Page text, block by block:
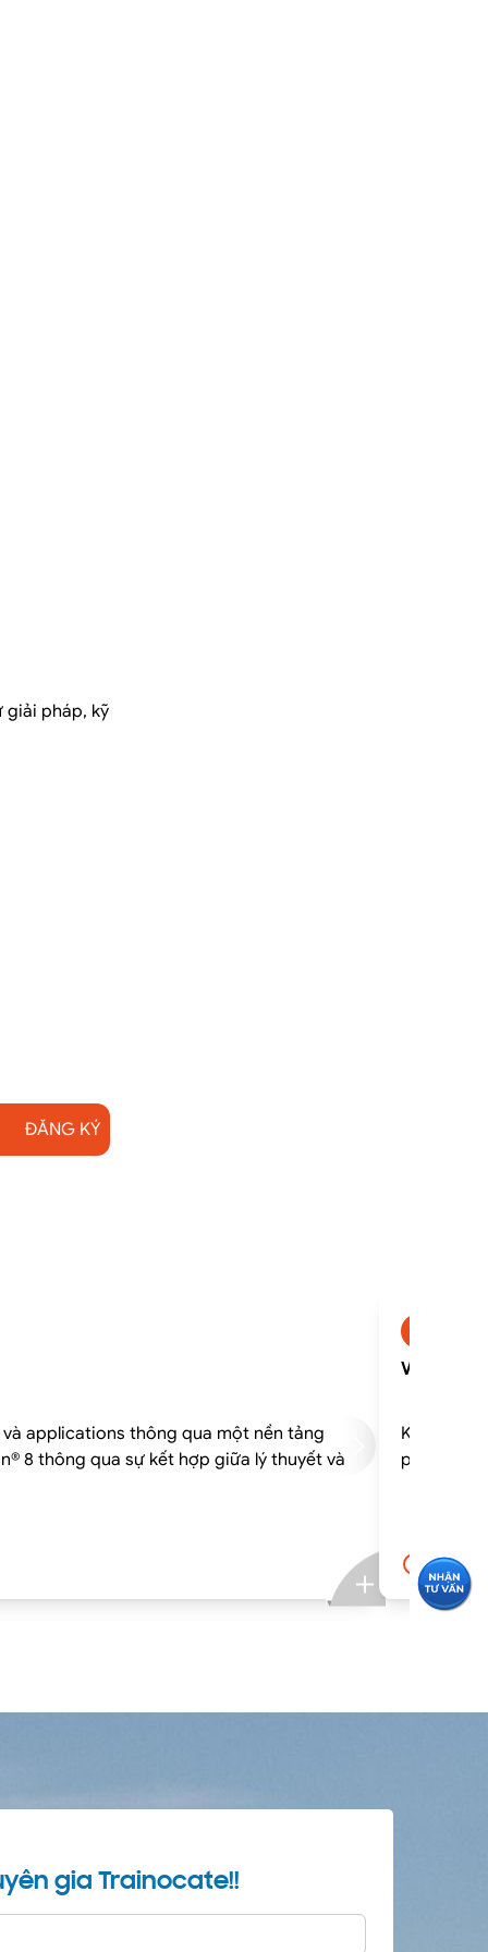
giải pháp, kỹ
ĐĂNG KÝ
applications thông qua một nền tảng
8 thông qua sự kết hợp giữa lý thuyết và
Khóa học
5 ngày
gia Trainocate!!